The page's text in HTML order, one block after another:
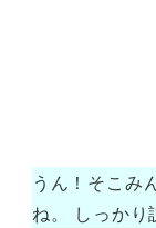
うん！そこみ
ね。 しっかり